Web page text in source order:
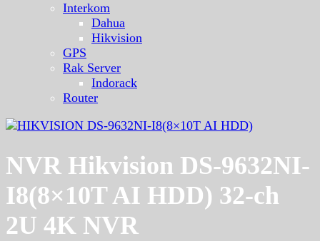
Interkom
Dahua
Hikvision
GPS
Rak Server
Indorack
Router
NVR Hikvision DS-9632NI-
I8(8×10T AI HDD) 32-ch
2U 4K NVR